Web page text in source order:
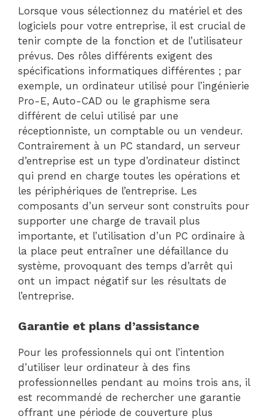
Lorsque vous sélectionnez du matériel et des
logiciels pour votre entreprise, il est crucial de
tenir compte de la fonction et de l’utilisateur
prévus. Des rôles différents exigent des
spécifications informatiques différentes ; par
exemple, un ordinateur utilisé pour l’ingénierie
Pro-E, Auto-CAD ou le graphisme sera
différent de celui utilisé par une
réceptionniste, un comptable ou un vendeur.
Contrairement à un PC standard, un serveur
d’entreprise est un type d’ordinateur distinct
qui prend en charge toutes les opérations et
les périphériques de l’entreprise. Les
composants d’un serveur sont construits pour
supporter une charge de travail plus
importante, et l’utilisation d’un PC ordinaire à
la place peut entraîner une défaillance du
système, provoquant des temps d’arrêt qui
ont un impact négatif sur les résultats de
l’entreprise.
Garantie et plans d’assistance
Pour les professionnels qui ont l’intention
d’utiliser leur ordinateur à des fins
professionnelles pendant au moins trois ans, il
est recommandé de rechercher une garantie
offrant une période de couverture plus